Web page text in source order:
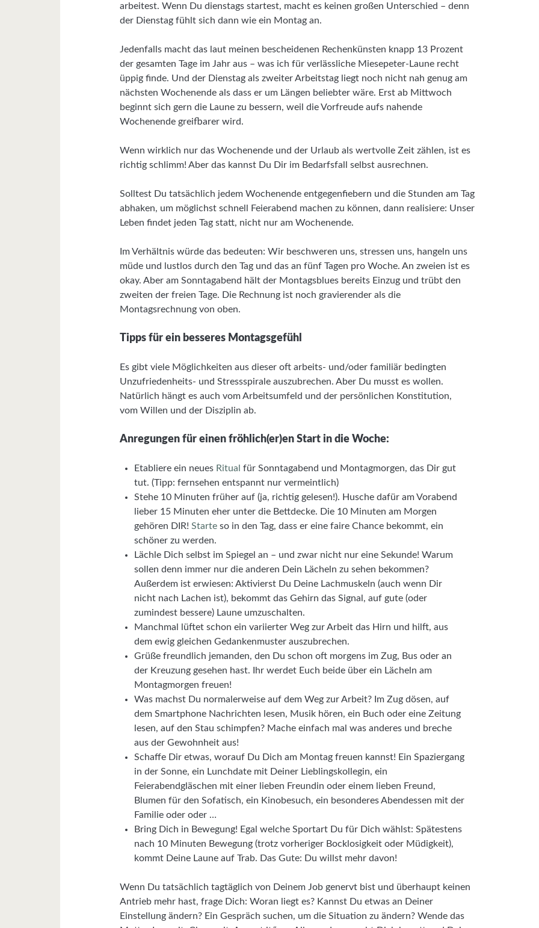
arbeitest. Wenn Du dienstags startest, macht es keinen großen Unterschied – denn
der Dienstag fühlt sich dann wie ein Montag an.
Jedenfalls macht das laut meinen bescheidenen Rechenkünsten knapp 13 Prozent
der gesamten Tage im Jahr aus – was ich für verlässliche Miesepeter-Laune recht
üppig finde. Und der Dienstag als zweiter Arbeitstag liegt noch nicht nah genug am
nächsten Wochenende als dass er um Längen beliebter wäre. Erst ab Mittwoch
beginnt sich gern die Laune zu bessern, weil die Vorfreude aufs nahende
Wochenende greifbarer wird.
Wenn wirklich nur das Wochenende und der Urlaub als wertvolle Zeit zählen, ist es
richtig schlimm! Aber das kannst Du Dir im Bedarfsfall selbst ausrechnen.
Solltest Du tatsächlich jedem Wochenende entgegenfiebern und die Stunden am Tag
abhaken, um möglichst schnell Feierabend machen zu können, dann realisiere: Unser
Leben findet jeden Tag statt, nicht nur am Wochenende.
Im Verhältnis würde das bedeuten: Wir beschweren uns, stressen uns, hangeln uns
müde und lustlos durch den Tag und das an fünf Tagen pro Woche. An zweien ist es
okay. Aber am Sonntagabend hält der Montagsblues bereits Einzug und trübt den
zweiten der freien Tage. Die Rechnung ist noch gravierender als die
Montagsrechnung von oben.
Tipps für ein besseres Montagsgefühl
Es gibt viele Möglichkeiten aus dieser oft arbeits- und/oder familiär bedingten
Unzufriedenheits- und Stressspirale auszubrechen. Aber Du musst es wollen.
Natürlich hängt es auch vom Arbeitsumfeld und der persönlichen Konstitution,
vom Willen und der Disziplin ab.
Anregungen für einen fröhlich(er)en Start in die Woche:
Etabliere ein neues Ritual für Sonntagabend und Montagmorgen, das Dir gut
tut. (Tipp: fernsehen entspannt nur vermeintlich)
Stehe 10 Minuten früher auf (ja, richtig gelesen!). Husche dafür am Vorabend
lieber 15 Minuten eher unter die Bettdecke. Die 10 Minuten am Morgen
gehören DIR!Starte so in den Tag, dass er eine faire Chance bekommt, ein
schöner zu werden.
Lächle Dich selbst im Spiegel an – und zwar nicht nur eine Sekunde! Warum
sollen denn immer nur die anderen Dein Lächeln zu sehen bekommen?
Außerdem ist erwiesen: Aktivierst Du Deine Lachmuskeln (auch wenn Dir
nicht nach Lachen ist), bekommt das Gehirn das Signal, auf gute (oder
zumindest bessere) Laune umzuschalten.
Manchmal lüftet schon ein variierter Weg zur Arbeit das Hirn und hilft, aus
dem ewig gleichen Gedankenmuster auszubrechen.
Grüße freundlich jemanden, den Du schon oft morgens im Zug, Bus oder an
der Kreuzung gesehen hast. Ihr werdet Euch beide über ein Lächeln am
Montagmorgen freuen!
Was machst Du normalerweise auf dem Weg zur Arbeit? Im Zug dösen, auf
dem Smartphone Nachrichten lesen, Musik hören, ein Buch oder eine Zeitung
lesen, auf den Stau schimpfen? Mache einfach mal was anderes und breche
aus der Gewohnheit aus!
Schaffe Dir etwas, worauf Du Dich am Montag freuen kannst! Ein Spaziergang
in der Sonne, ein Lunchdate mit Deiner Lieblingskollegin, ein
Feierabendgläschen mit einer lieben Freundin oder einem lieben Freund,
Blumen für den Sofatisch, ein Kinobesuch, ein besonderes Abendessen mit der
Familie oder oder …
Bring Dich in Bewegung! Egal welche Sportart Du für Dich wählst: Spätestens
nach 10 Minuten Bewegung (trotz vorheriger Bocklosigkeit oder Müdigkeit),
kommt Deine Laune auf Trab. Das Gute: Du willst mehr davon!
Wenn Du tatsächlich tagtäglich von Deinem Job genervt bist und überhaupt keinen
Antrieb mehr hast, frage Dich: Woran liegt es? Kannst Du etwas an Deiner
Einstellung ändern? Ein Gespräch suchen, um die Situation zu ändern? Wende das